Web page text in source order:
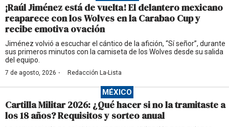
¡Raúl Jiménez está de vuelta! El delantero mexicano
reaparece con los Wolves en la Carabao Cup y
recibe emotiva ovación
Jiménez volvió a escuchar el cántico de la afición, “Sí señor”, durante
sus primeros minutos con la camiseta de los Wolves desde su salida
del equipo.
7 de agosto, 2026 · Redacción La-Lista
MÉXICO
Cartilla Militar 2026: ¿Qué hacer si no la tramitaste a
los 18 años? Requisitos y sorteo anual